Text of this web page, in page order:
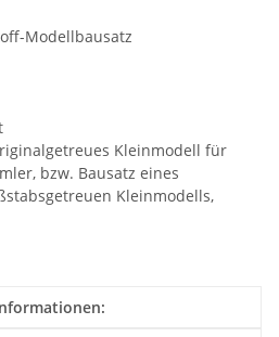
Modellbausatz
Kleinmodell für
bzw. Bausatz eines
Kleinmodells,